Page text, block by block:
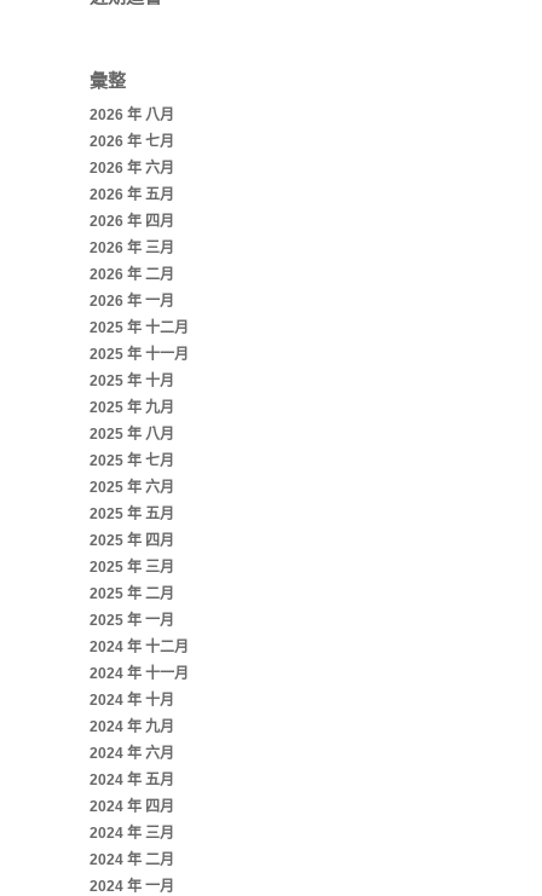
彙整
2026 年 八月
2026 年 七月
2026 年 六月
2026 年 五月
2026 年 四月
2026 年 三月
2026 年 二月
2026 年 一月
2025 年 十二月
2025 年 十一月
2025 年 十月
2025 年 九月
2025 年 八月
2025 年 七月
2025 年 六月
2025 年 五月
2025 年 四月
2025 年 三月
2025 年 二月
2025 年 一月
2024 年 十二月
2024 年 十一月
2024 年 十月
2024 年 九月
2024 年 六月
2024 年 五月
2024 年 四月
2024 年 三月
2024 年 二月
2024 年 一月